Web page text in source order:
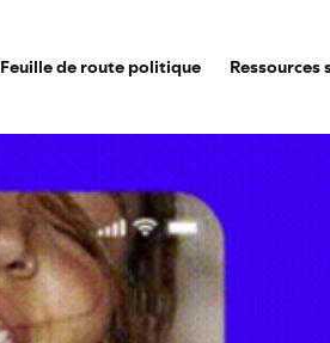
Feuille de route politique